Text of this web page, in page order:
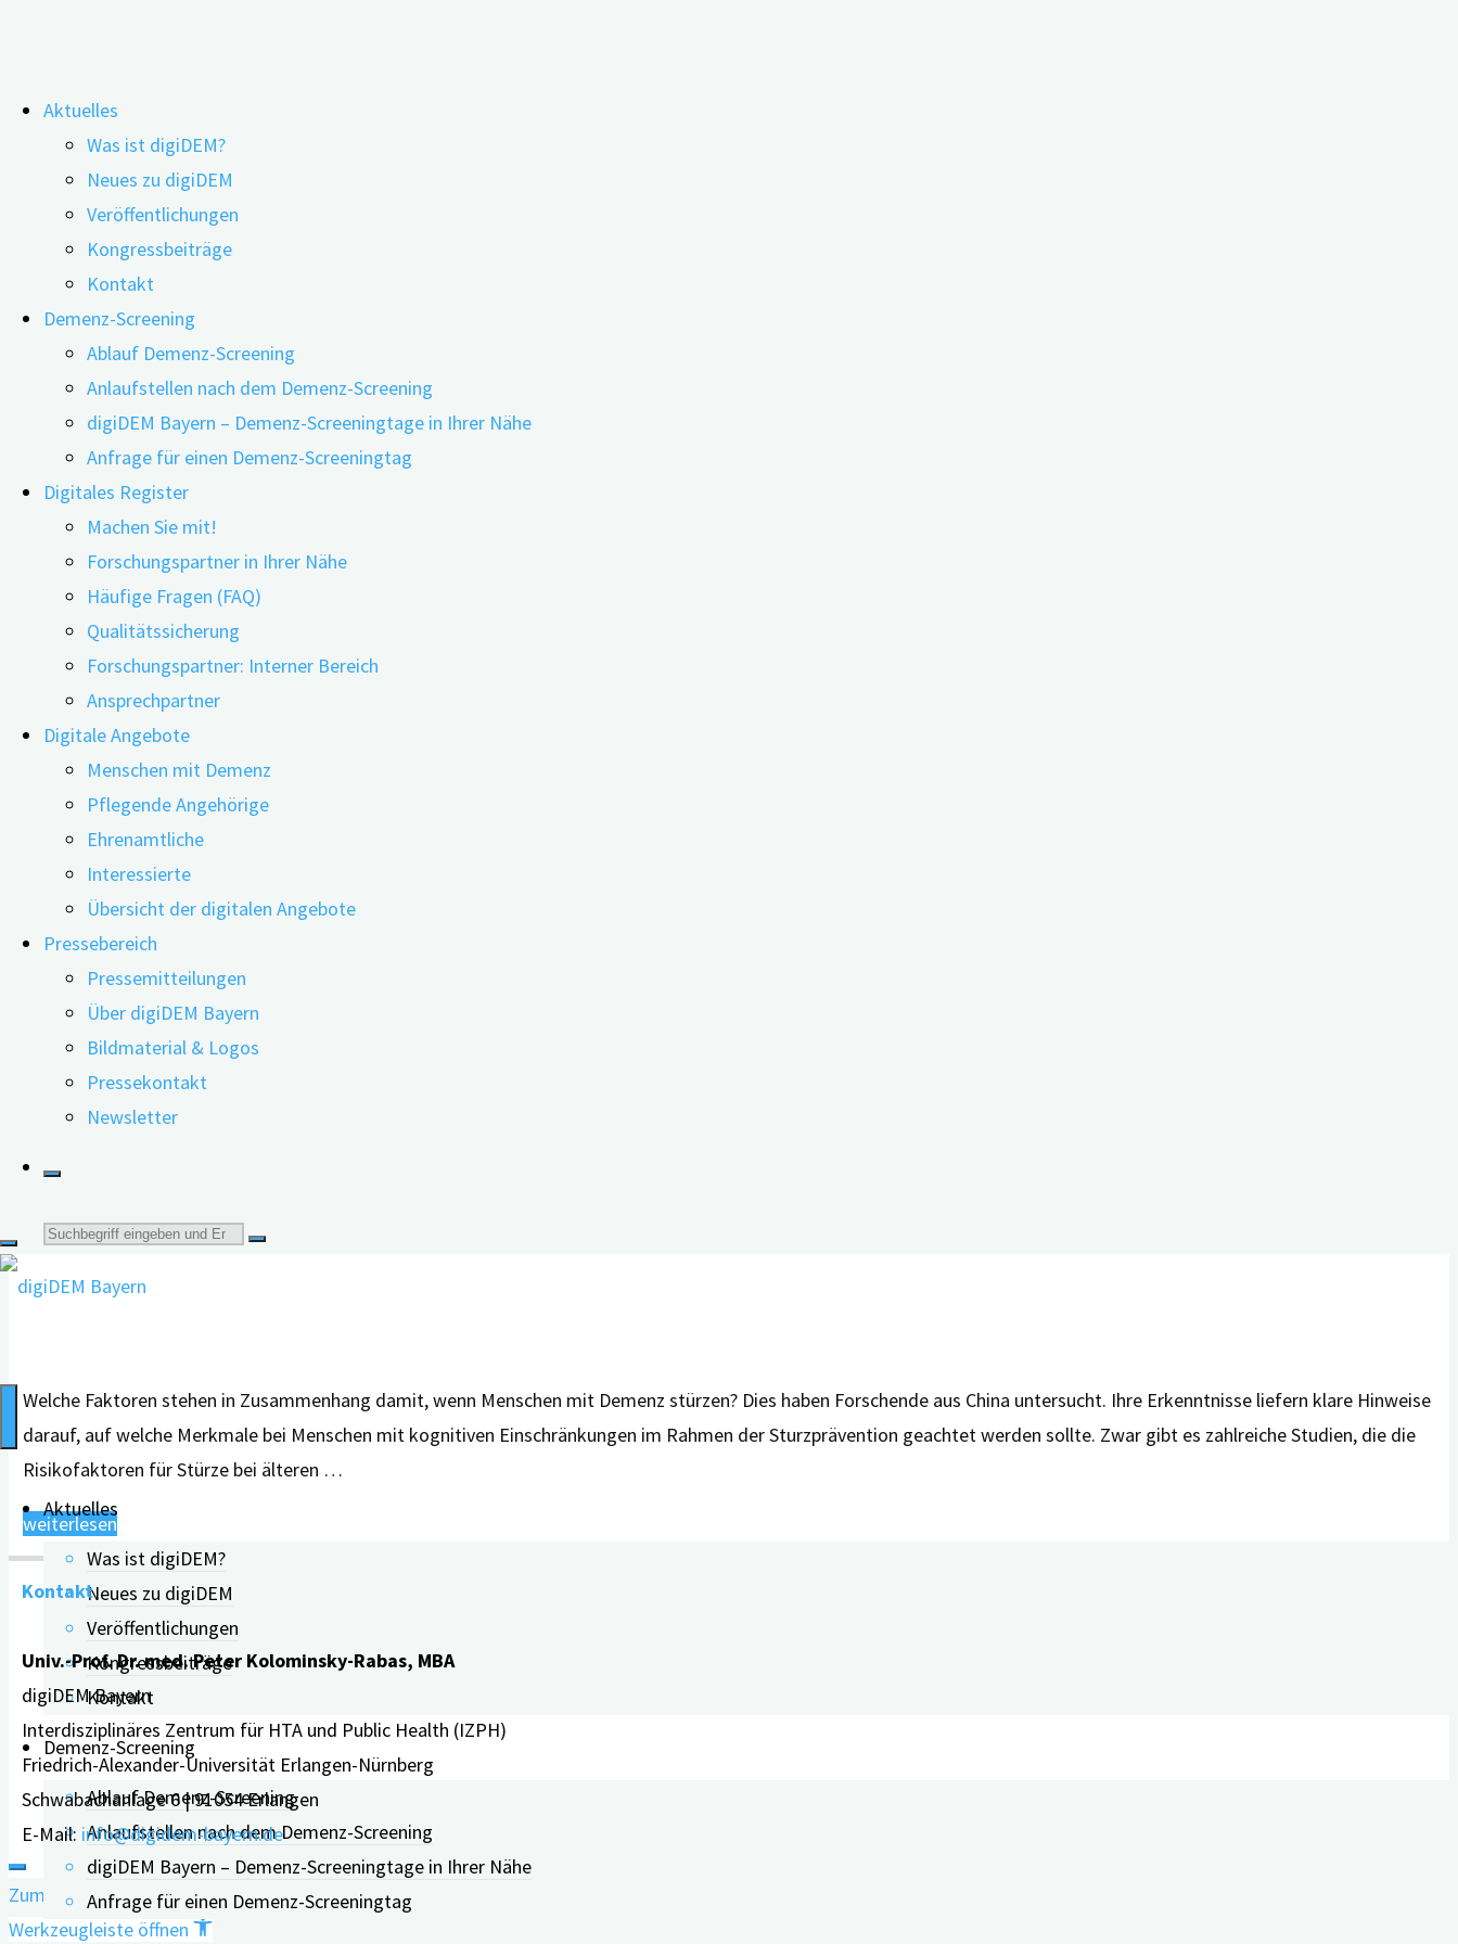
Inhalt
springen
Aktuelles
Was ist digiDEM?
Neues zu digiDEM
Veröffentlichungen
Kongressbeiträge
Kontakt
Demenz-Screening
Ablauf Demenz-Screening
Anlaufstellen nach dem Demenz-Screening
digiDEM Bayern – Demenz-Screeningtage in Ihrer Nähe
Anfrage für einen Demenz-Screeningtag
Digitales Register
Machen Sie mit!
Forschungspartner in Ihrer Nähe
Häufige Fragen (FAQ)
Qualitätssicherung
Forschungspartner: Interner Bereich
Ansprechpartner
Digitale Angebote
Menschen mit Demenz
Pflegende Angehörige
Ehrenamtliche
Interessierte
Übersicht der digitalen Angebote
Pressebereich
Pressemitteilungen
Über digiDEM Bayern
Bildmaterial & Logos
Pressekontakt
Newsletter
Suche
nach:
Aktuelles
Was ist digiDEM?
Neues zu digiDEM
Veröffentlichungen
Kongressbeiträge
Kontakt
Demenz-Screening
Ablauf Demenz-Screening
Anlaufstellen nach dem Demenz-Screening
digiDEM Bayern – Demenz-Screeningtage in Ihrer Nähe
Anfrage für einen Demenz-Screeningtag
Schlagwort:chronische Erkrankung
„Das Herz wird nicht dement“
10.12.202424.06.2026
Die meisten Menschen kennen Dr. Sarah Straub (38) von zahlreichen Auftritten als Musikerin in ganz Deutschland. Doch sie ist auch Spezialistin für frontotemporale Demenz
und behandelnde Neuropsychologin am Universitätsklinikum Ulm. Dort forscht sie über Menschen mit Demenz und deren pflegende An- und Zugehörige. Als Künstlerin und
als Demenzexpertin versteht sich als …
weiterlesen"„Das
Herz
wird
nicht
dement“"
Wie Sturzprävention gelingen kann
28.11.202423.06.2026
Welche Faktoren stehen in Zusammenhang damit, wenn Menschen mit Demenz stürzen? Dies haben Forschende aus China untersucht. Ihre Erkenntnisse liefern klare Hinweise
darauf, auf welche Merkmale bei Menschen mit kognitiven Einschränkungen im Rahmen der Sturzprävention geachtet werden sollte. Zwar gibt es zahlreiche Studien, die die
Risikofaktoren für Stürze bei älteren …
weiterlesen"Wie
Sturzprävention
gelingen
kann"
Kontakt
Univ.-Prof. Dr. med. Peter Kolominsky-Rabas, MBA
digiDEM Bayern
Interdisziplinäres Zentrum für HTA und Public Health (IZPH)
Friedrich-Alexander-Universität Erlangen-Nürnberg
Schwabachanlage 6 | 91054 Erlangen
E-Mail: info@digidem-bayern.de
Zum Inhalt springen
Werkzeugleiste öffnen